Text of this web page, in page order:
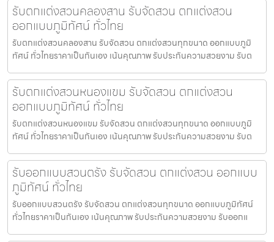
รับตกแต่งสวนคลองสาน รับจัดสวน ตกแต่งสวน
ออกแบบภูมิทัศน์ ทั่วไทย
รับตกแต่งสวนคลองสาน รับจัดสวน ตกแต่งสวนทุกขนาด ออกแบบภูมิ
ทัศน์ ทั่วไทยราคาเป็นกันเอง เน้นคุณภาพ รับประกันความสวยงาม รับต
รับตกแต่งสวนหนองแขม รับจัดสวน ตกแต่งสวน
ออกแบบภูมิทัศน์ ทั่วไทย
รับตกแต่งสวนหนองแขม รับจัดสวน ตกแต่งสวนทุกขนาด ออกแบบภูมิ
ทัศน์ ทั่วไทยราคาเป็นกันเอง เน้นคุณภาพ รับประกันความสวยงาม รับต
รับออกแบบสวนตรัง รับจัดสวน ตกแต่งสวน ออกแบบ
ภูมิทัศน์ ทั่วไทย
รับออกแบบสวนตรัง รับจัดสวน ตกแต่งสวนทุกขนาด ออกแบบภูมิทัศน์
ทั่วไทยราคาเป็นกันเอง เน้นคุณภาพ รับประกันความสวยงาม รับออกแ